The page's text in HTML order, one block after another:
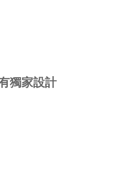
獨家設計